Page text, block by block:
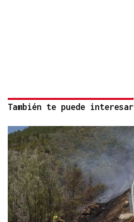
También te puede interesar